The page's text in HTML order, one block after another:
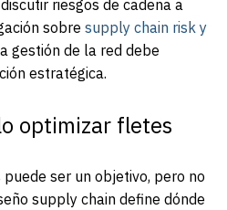
riesgos de cadena a
sobre supply chain risk y
gestión de la red debe
estratégica.
optimizar fletes
ser un objetivo, pero no
supply chain define dónde